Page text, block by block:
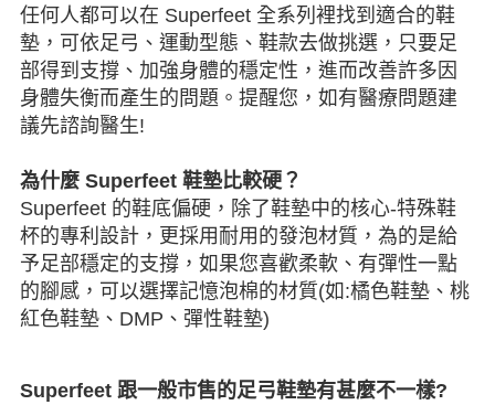
任何人都可以在 Superfeet 全系列裡找到適合的鞋
墊，可依足弓、運動型態、鞋款去做挑選，只要足
部得到支撐、加強身體的穩定性，進而改善許多因
身體失衡而產生的問題。提醒您，如有醫療問題建
議先諮詢醫生!
為什麼 Superfeet 鞋墊比較硬？
Superfeet 的鞋底偏硬，除了鞋墊中的核心-特殊鞋
杯的專利設計，更採用耐用的發泡材質，為的是給
予足部穩定的支撐，如果您喜歡柔軟、有彈性一點
的腳感，可以選擇記憶泡棉的材質(如:橘色鞋墊、桃
紅色鞋墊、DMP、彈性鞋墊)
Superfeet 跟一般市售的足弓鞋墊有甚麼不一樣?